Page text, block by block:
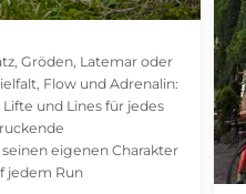
Gröden, Latemar oder
Flow und Adrenalin:
und Lines für jedes
eigenen Charakter
jedem Run